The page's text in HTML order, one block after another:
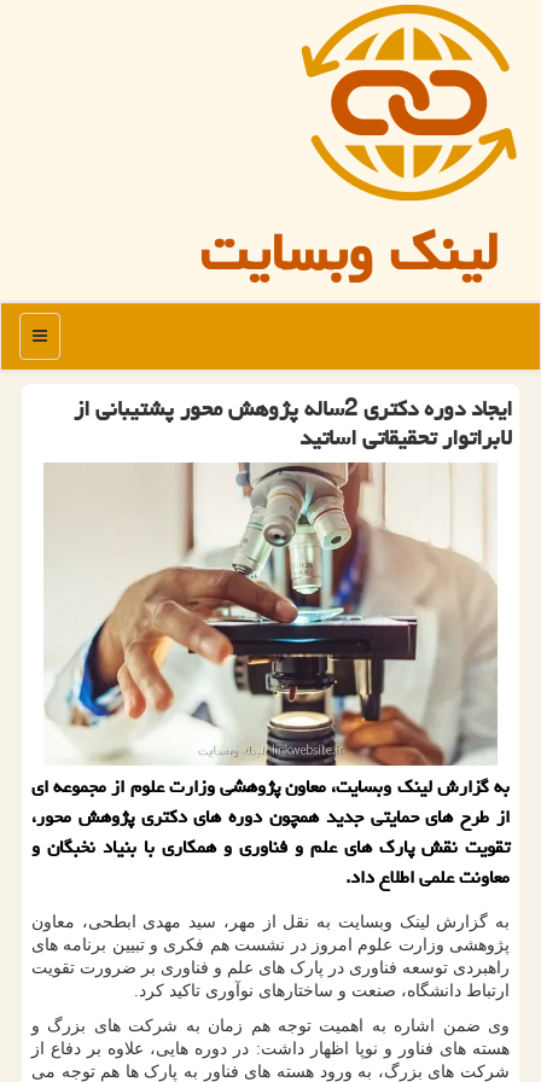
لینک وبسایت
منو
ایجاد دوره دکتری 2ساله پژوهش محور پشتیبانی از
لابراتوار تحقیقاتی اساتید
به گزارش لینک وبسایت، معاون پژوهشی وزارت علوم از مجموعه ای
از طرح های حمایتی جدید همچون دوره های دکتری پژوهش محور،
تقویت نقش پارک های علم و فناوری و همکاری با بنیاد نخبگان و
معاونت علمی اطلاع داد.
به گزارش لینک وبسایت به نقل از مهر، سید مهدی ابطحی، معاون
پژوهشی وزارت علوم امروز در نشست هم فکری و تبیین برنامه های
راهبردی توسعه فناوری در پارک های علم و فناوری بر ضرورت تقویت
ارتباط دانشگاه، صنعت و ساختارهای نوآوری تاکید کرد.
وی ضمن اشاره به اهمیت توجه هم زمان به شرکت های بزرگ و
هسته های فناور و نوپا اظهار داشت: در دوره هایی، علاوه بر دفاع از
شرکت های بزرگ، به ورود هسته های فناور به پارک ها هم توجه می